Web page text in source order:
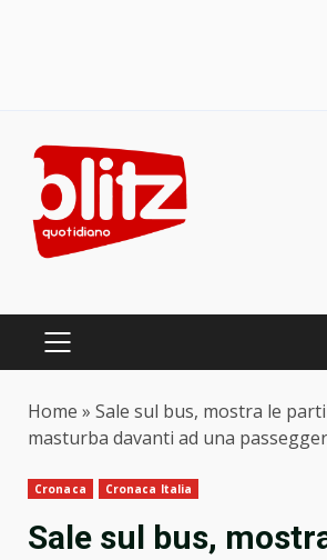
content
PRIMARY
Home » Sale sul bus, mostra le
masturba davanti ad una
Cronaca Cronaca Italia
Sale sul bus,